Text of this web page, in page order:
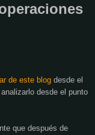
de este blog desde el
desde el punto
que después de